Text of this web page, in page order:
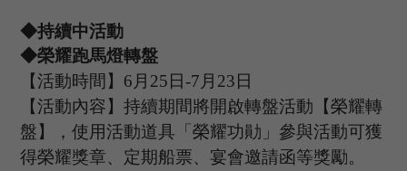
◆持續中活動
◆榮耀跑馬燈轉盤
【活動時間】 6 月 25日-7 月 23日
【活動內容】持續期間將開啟轉盤活動【榮耀轉
盤】，使用活動道具 「榮耀功勛」 參與活動可獲
得榮耀獎章、定期船票、宴會邀請函等獎勵。